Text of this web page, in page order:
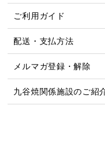
ご利用ガイド
配送・支払方法
メルマガ登録・解除
九谷焼関係施設のご紹